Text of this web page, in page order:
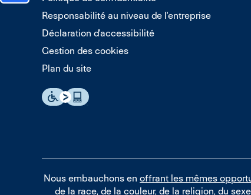
Responsabilité au niveau de l'entreprise
Déclaration d'accessibilité
Gestion des cookies
Plan du site
Nous embauchons en offrant les mêmes
de la race, de la couleur, de la religion, du